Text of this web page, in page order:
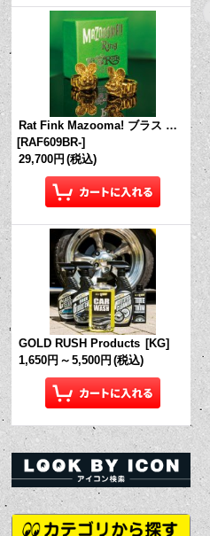
Rat Fink Mazooma! ブラス リング
[RAF609BR-]
29,700円 (税込)
GOLD RUSH Products [KG]
1,650円 ～ 5,500円 (税込)
カバー ポリッシュ 「お問い合わせく